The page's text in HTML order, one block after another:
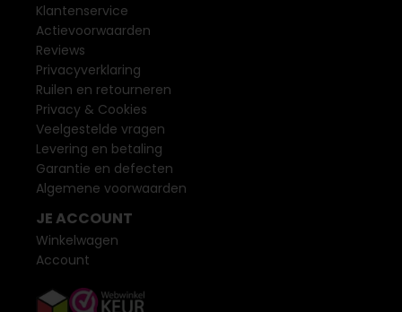
Klantenservice
Actievoorwaarden
Reviews
Privacyverklaring
Ruilen en retourneren
Privacy & Cookies
Veelgestelde vragen
Levering en betaling
Garantie en defecten
Algemene voorwaarden
JE ACCOUNT
Winkelwagen
Account